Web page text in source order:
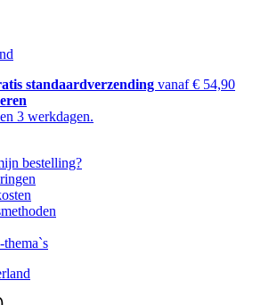
standaardverzending vanaf € 54,90
3 werkdagen.
bestelling?